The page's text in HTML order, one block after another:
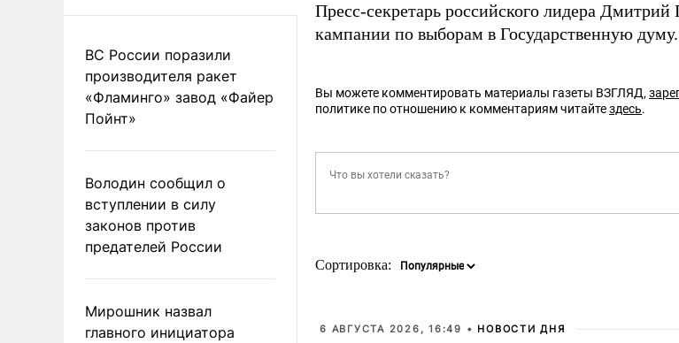
ВС России поразили
производителя ракет
«Фламинго» завод «Файер
Пойнт»
Володин сообщил о
вступлении в силу
законов против
предателей России
Мирошник назвал
главного инициатора
Пресс-секретарь российского лидера Дмитрий
кампании по выборам в Государственную думу.
Вы можете комментировать материалы газеты ВЗГЛЯД,
политике по отношению к комментариям читайтездесь.
Сортировка:
6 АВГУСТА 2026, 16:49 • НОВОСТИ ДНЯ